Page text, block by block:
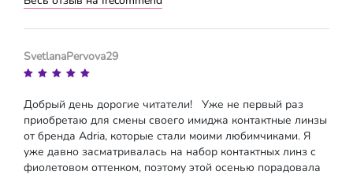
SvetlanaPervova29
Добрый день дорогие читатели! Уже не первый раз
приобретаю для смены своего имиджа контактные линзы
от бренда Adria, которые стали моими любимчиками. Я
уже давно засматривалась на набор контактных линз с
фиолетовом оттенком, поэтому этой осенью порадовала